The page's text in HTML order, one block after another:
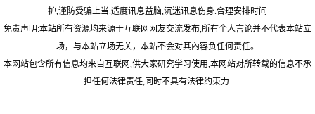
护,谨防受骗上当.适度讯息益脑,沉迷讯息伤身.合理安排时间
免责声明:本站所有资源均来源于互联网网友交流发布,所有个人言论并不代表本站立
场，与本站立场无关，本站不会对其內容负任何责任。
本网站包含所有信息均来自互联网,供大家研究学习使用,本网站对所转载的信息不承
担任何法律责任,同时不具有法律约束力.